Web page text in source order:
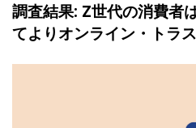
調査結果: Z世代の消費者
てよりオンライン・トラ